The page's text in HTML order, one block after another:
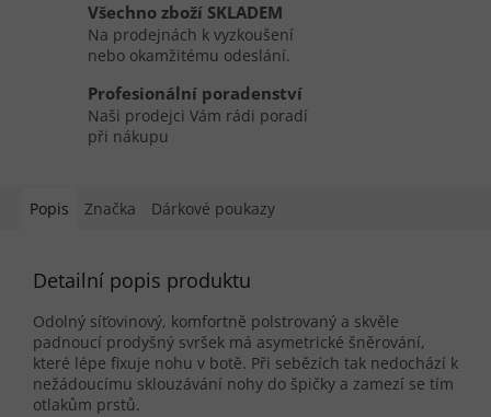
Všechno zboží SKLADEM
Na prodejnách k vyzkoušení
nebo okamžitému odeslání.
Profesionální poradenství
Naši prodejci Vám rádi poradí
při nákupu
Popis Značka Dárkové poukazy
Detailní popis produktu
Odolný síťovinový, komfortně polstrovaný a skvěle
padnoucí prodyšný svršek má asymetrické šněrování,
které lépe fixuje nohu v botě. Při sebězích tak nedochází k
nežádoucímu sklouzávání nohy do špičky a zamezí se tím
otlakům prstů.